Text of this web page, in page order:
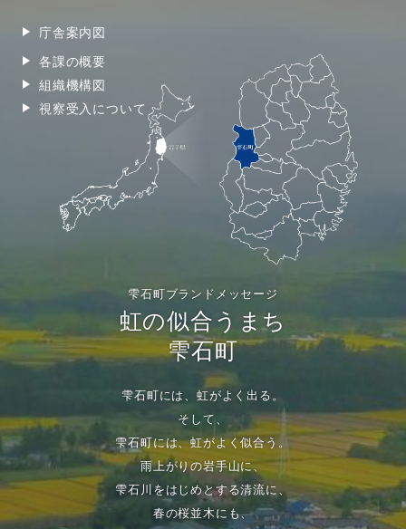
庁舎案内図
各課の概要
組織機構図
視察受入について
雫石町ブランドメッセージ
虹の似合うまち
雫石町
雫石町には、虹がよく出る。
そして、
雫石町には、虹がよく似合う。
雨上がりの岩手山に、
雫石川をはじめとする清流に、
春の桜並木にも、